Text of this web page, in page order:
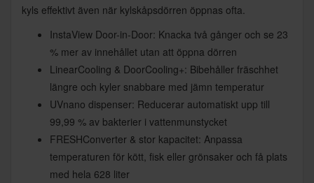
kyls effektivt även när kylskåpsdörren öppnas ofta.
InstaView Door-in-Door: Knacka två gånger och se 23
% mer av innehållet utan att öppna dörren
LinearCooling & DoorCooling+: Bibehåller fräschhet
längre och kyler snabbare med jämn temperatur
UVnano dispenser: Reducerar automatiskt upp till
99,99 % av bakterier i vattenmunstycket
FRESHConverter & stor kapacitet: Anpassa
temperaturen för kött, fisk eller grönsaker och få plats
med hela 628 liter